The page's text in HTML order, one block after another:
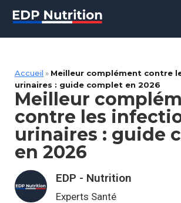
Accueil » Meilleur complément contre
urinaires : guide complet en 2026
Meilleur
contre les
urinaires : guide
en 2026
EDP - Nutrition
Experts Santé